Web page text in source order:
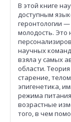
В этой книге
доступным
геронтологии
молодость. Это
научных
взяла у самых
области.
старение,
эпигенетика,
режима
возрастные
того, в чем